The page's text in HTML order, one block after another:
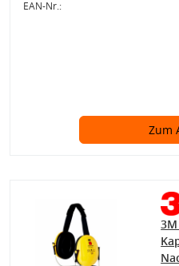
EAN-Nr.:
Zum